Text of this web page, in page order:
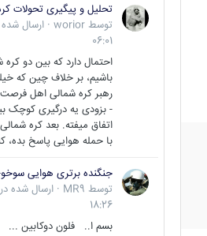
توسط worior
· ارسال شده
06:01
احتمال دارد که بین دو
باشیم، بر خلاف چین که
رهبر کره شمالی اهل
- بزودی یه درگیری کوچک
اتفاق میفته. بعد کره
با حمله هوایی پاسخ بده،
توسط MR9
· ارسال شده در
18:26
بسم ا.. فلون